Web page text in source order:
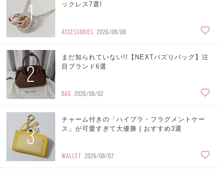
1
ックレス7選!
ACCESSORIES 2026/08/08
2
まだ知られていない!!【NEXTバズりバッグ】注
目ブランド6選
BAG 2026/08/02
3
チャーム付きの「ハイブラ・フラグメントケー
ス」が可愛すぎて大優勝 | おすすめ3選
WALLET 2026/08/07